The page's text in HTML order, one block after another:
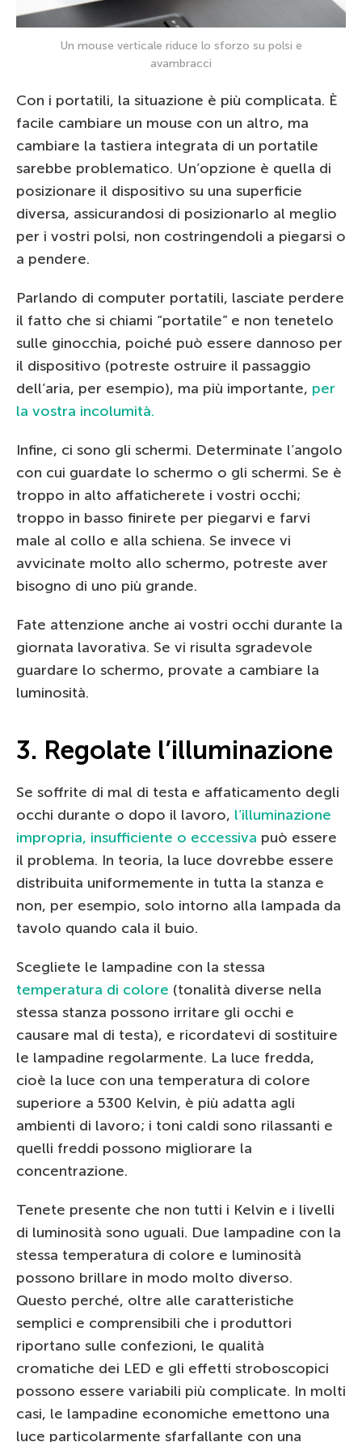
Un mouse verticale riduce lo sforzo su polsi e
avambracci
Con i portatili, la situazione è più complicata. È
facile cambiare un mouse con un altro, ma
cambiare la tastiera integrata di un portatile
sarebbe problematico. Un’opzione è quella di
posizionare il dispositivo su una superficie
diversa, assicurandosi di posizionarlo al meglio
per i vostri polsi, non costringendoli a piegarsi o
a pendere.
Parlando di computer portatili, lasciate perdere
il fatto che si chiami “portatile” e non tenetelo
sulle ginocchia, poiché può essere dannoso per
il dispositivo (potreste ostruire il passaggio
dell’aria, per esempio), ma più importante, per
la vostra incolumità.
Infine, ci sono gli schermi. Determinate l’angolo
con cui guardate lo schermo o gli schermi. Se è
troppo in alto affaticherete i vostri occhi;
troppo in basso finirete per piegarvi e farvi
male al collo e alla schiena. Se invece vi
avvicinate molto allo schermo, potreste aver
bisogno di uno più grande.
Fate attenzione anche ai vostri occhi durante la
giornata lavorativa. Se vi risulta sgradevole
guardare lo schermo, provate a cambiare la
luminosità.
3. Regolate l’illuminazione
Se soffrite di mal di testa e affaticamento degli
occhi durante o dopo il lavoro, l’illuminazione
impropria, insufficiente o eccessiva può essere
il problema. In teoria, la luce dovrebbe essere
distribuita uniformemente in tutta la stanza e
non, per esempio, solo intorno alla lampada da
tavolo quando cala il buio.
Scegliete le lampadine con la stessa
temperatura di colore (tonalità diverse nella
stessa stanza possono irritare gli occhi e
causare mal di testa), e ricordatevi di sostituire
le lampadine regolarmente. La luce fredda,
cioè la luce con una temperatura di colore
superiore a 5300 Kelvin, è più adatta agli
ambienti di lavoro; i toni caldi sono rilassanti e
quelli freddi possono migliorare la
concentrazione.
Tenete presente che non tutti i Kelvin e i livelli
di luminosità sono uguali. Due lampadine con la
stessa temperatura di colore e luminosità
possono brillare in modo molto diverso.
Questo perché, oltre alle caratteristiche
semplici e comprensibili che i produttori
riportano sulle confezioni, le qualità
cromatiche dei LED e gli effetti stroboscopici
possono essere variabili più complicate. In molti
casi, le lampadine economiche emettono una
luce particolarmente sfarfallante con una